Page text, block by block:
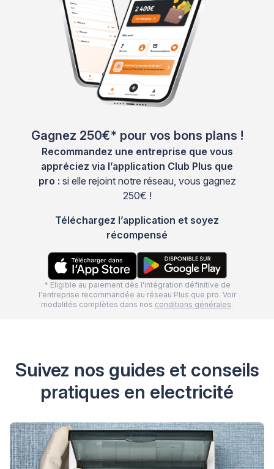
Gagnez 250€* pour vos bons plans !
Recommandez une entreprise que vous
appréciez via l’application Club Plus que
pro : si elle rejoint notre réseau, vous gagnez
250€ !
Téléchargez l’application et soyez
récompensé
* Eligible au paiement dès l'intégration définitive de
l'entreprise recommandée au réseau Plus que pro. Voir
modalités complètes dans nos conditions générales.
Suivez nos guides et conseils
pratiques en electricité